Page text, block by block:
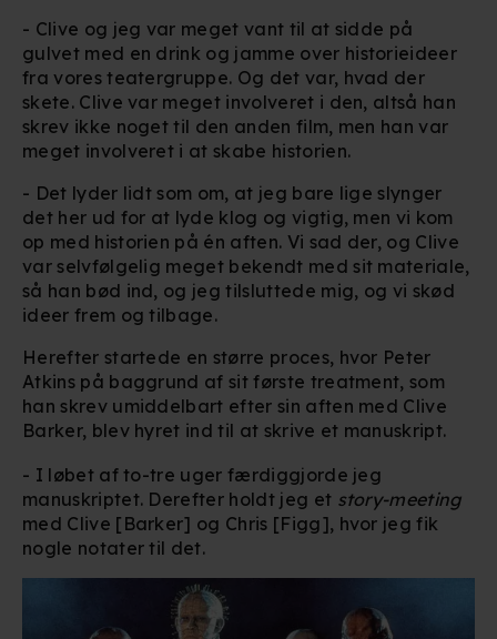
- Clive og jeg var meget vant til at sidde på
gulvet med en drink og jamme over historieideer
fra vores teatergruppe. Og det var, hvad der
skete. Clive var meget involveret i den, altså han
skrev ikke noget til den anden film, men han var
meget involveret i at skabe historien.
- Det lyder lidt som om, at jeg bare lige slynger
det her ud for at lyde klog og vigtig, men vi kom
op med historien på én aften. Vi sad der, og Clive
var selvfølgelig meget bekendt med sit materiale,
så han bød ind, og jeg tilsluttede mig, og vi skød
ideer frem og tilbage.
Herefter startede en større proces, hvor Peter
Atkins på baggrund af sit første treatment, som
han skrev umiddelbart efter sin aften med Clive
Barker, blev hyret ind til at skrive et manuskript.
- I løbet af to-tre uger færdiggjorde jeg
manuskriptet. Derefter holdt jeg et story-meeting
med Clive [Barker] og Chris [Figg], hvor jeg fik
nogle notater til det.